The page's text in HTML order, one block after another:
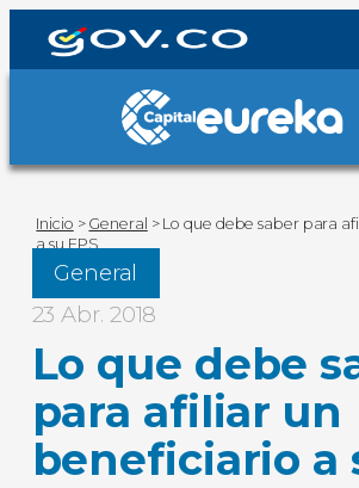
Inicio > General > Lo que debe saber para
a su EPS
General
23 Abr. 2018
Lo que debe
para afiliar un
beneficiario a